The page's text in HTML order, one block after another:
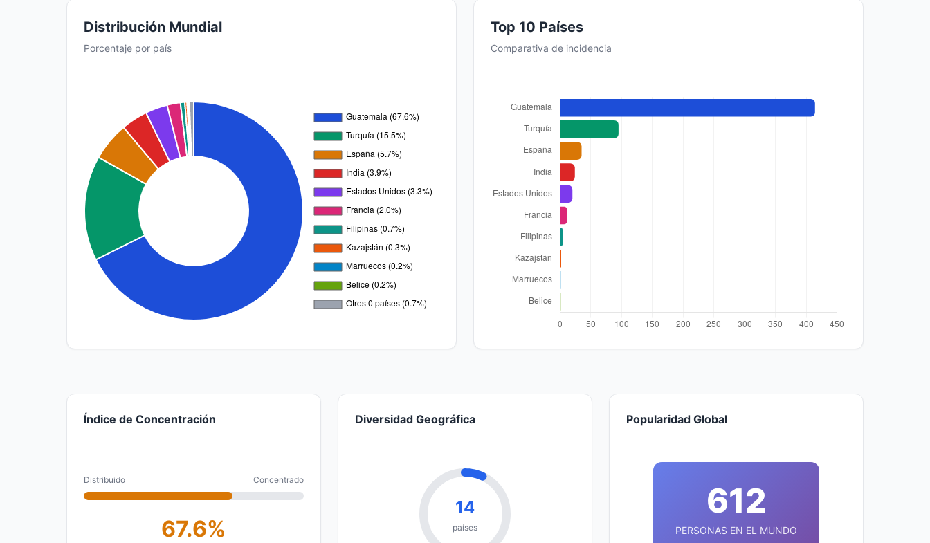
Distribución Mundial
Porcentaje por país
Top 10 Países
Comparativa de incidencia
Índice de Concentración
Distribuido Concentrado
67.6%
Diversidad Geográfica
14
países
Popularidad Global
612
PERSONAS EN EL MUNDO